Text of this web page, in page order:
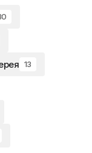
13